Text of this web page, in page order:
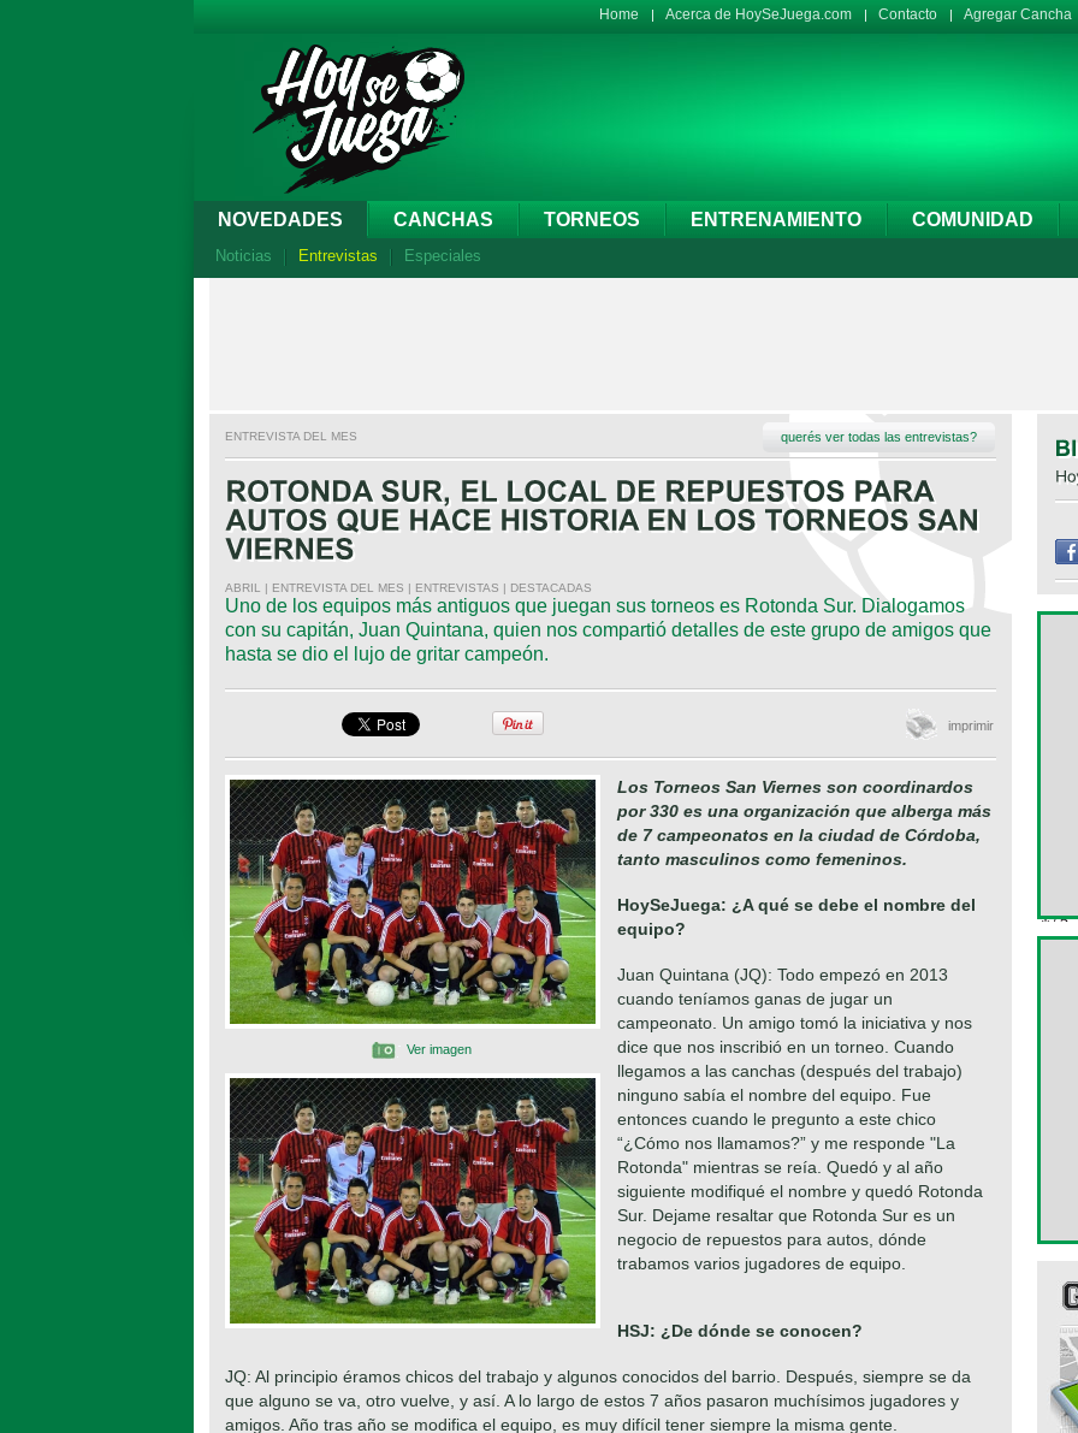
Home Acerca de HoySeJuega.com Contacto Agregar Cancha
NOVEDADES CANCHAS TORNEOS ENTRENAMIENTO COMUNIDAD
Noticias Entrevistas Especiales
querés ver todas las entrevistas?
ENTREVISTA DEL MES
ABRIL | ENTREVISTA DEL MES | ENTREVISTAS | DESTACADAS
Uno de los equipos más antiguos que juegan sus torneos es Rotonda Sur. Dialogamos
con su capitán, Juan Quintana, quien nos compartió detalles de este grupo de amigos que
hasta se dio el lujo de gritar campeón.
imprimir
Ver imagen
Los Torneos San Viernes son coordinardos
por 330 es una organización que alberga más
de 7 campeonatos en la ciudad de Córdoba,
tanto masculinos como femeninos.
HoySeJuega: ¿A qué se debe el nombre del
equipo?
Juan Quintana (JQ): Todo empezó en 2013
cuando teníamos ganas de jugar un
campeonato. Un amigo tomó la iniciativa y nos
dice que nos inscribió en un torneo. Cuando
llegamos a las canchas (después del trabajo)
ninguno sabía el nombre del equipo. Fue
entonces cuando le pregunto a este chico
“¿Cómo nos llamamos?” y me responde "La
Rotonda" mientras se reía. Quedó y al año
siguiente modifiqué el nombre y quedó Rotonda
Sur. Dejame resaltar que Rotonda Sur es un
negocio de repuestos para autos, dónde
trabamos varios jugadores de equipo.
HSJ: ¿De dónde se conocen?
JQ: Al principio éramos chicos del trabajo y algunos conocidos del barrio. Después, siempre se da
que alguno se va, otro vuelve, y así. A lo largo de estos 7 años pasaron muchísimos jugadores y
amigos. Año tras año se modifica el equipo, es muy difícil tener siempre la misma gente.